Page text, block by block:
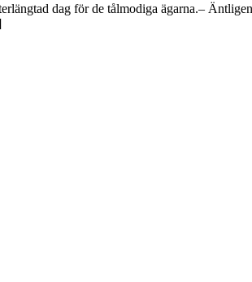
dag för de tålmodiga ägarna.–